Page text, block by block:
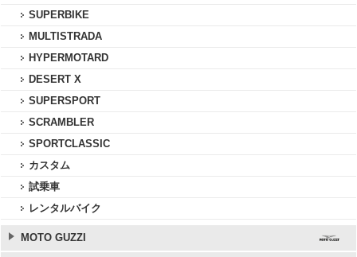
SUPERBIKE
MULTISTRADA
HYPERMOTARD
DESERT X
SUPERSPORT
SCRAMBLER
SPORTCLASSIC
カスタム
試乗車
レンタルバイク
MOTO GUZZI